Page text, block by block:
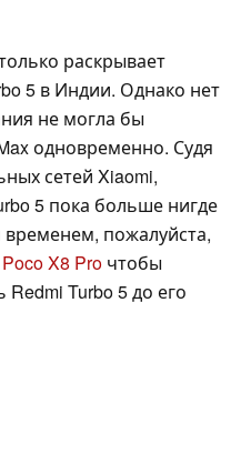
раскрывает
5 в Индии. Однако нет
не могла бы
одновременно. Судя
сетей Xiaomi,
5 пока больше нигде
временем, пожалуйста,
X8 Pro чтобы
Redmi Turbo 5 до его